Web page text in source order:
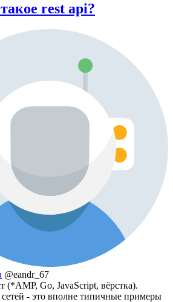
rest api?
@eandr_67
(*AMP, Go, JavaScript, вёрстка).
- это вполне типичные примеры